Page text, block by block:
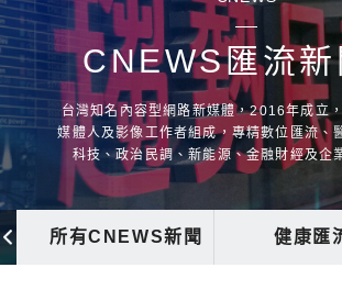
CNEWS匯流
台灣知名內容型網路新媒體，2016年成立
媒體人及影像工作者組成，專精數位匯流、
科技、政治民調、新能源、金融財經及企
所有CNEWS新聞 健康匯